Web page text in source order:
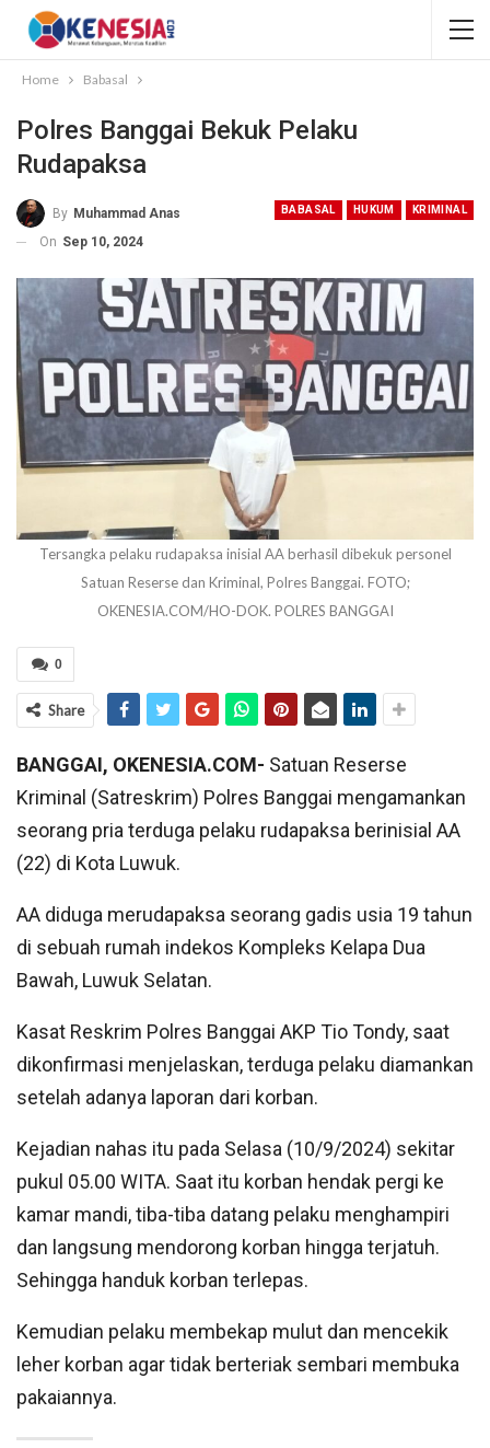
Home Babasal
Polres Banggai Bekuk Pelaku
Rudapaksa
BABASAL HUKUM KRIMINAL
By Muhammad Anas
On Sep 10, 2024
Tersangka pelaku rudapaksa inisial AA berhasil dibekuk personel
Satuan Reserse dan Kriminal, Polres Banggai. FOTO;
OKENESIA.COM/HO-DOK. POLRES BANGGAI
0
Share
BANGGAI, OKENESIA.COM- Satuan Reserse
Kriminal (Satreskrim) Polres Banggai mengamankan
seorang pria terduga pelaku rudapaksa berinisial AA
(22) di Kota Luwuk.
AA diduga merudapaksa seorang gadis usia 19 tahun
di sebuah rumah indekos Kompleks Kelapa Dua
Bawah, Luwuk Selatan.
Kasat Reskrim Polres Banggai AKP Tio Tondy, saat
dikonfirmasi menjelaskan, terduga pelaku diamankan
setelah adanya laporan dari korban.
Kejadian nahas itu pada Selasa (10/9/2024) sekitar
pukul 05.00 WITA. Saat itu korban hendak pergi ke
kamar mandi, tiba-tiba datang pelaku menghampiri
dan langsung mendorong korban hingga terjatuh.
Sehingga handuk korban terlepas.
Kemudian pelaku membekap mulut dan mencekik
leher korban agar tidak berteriak sembari membuka
pakaiannya.